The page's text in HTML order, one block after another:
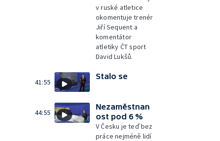
v ruské atletice
okomentuje trenér
Jiří Sequent a
komentátor
atletiky ČT sport
David Lukšů.
41:55
Stalo se
44:55
Nezaměstnan
ost pod 6 %
V Česku je teď bez
práce nejméně lidí